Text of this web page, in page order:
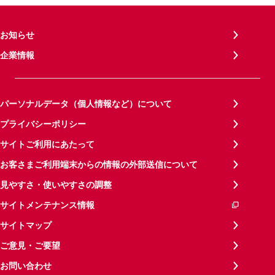
お知らせ
企業情報
パーソナルデータ（個人情報など）について
プライバシーポリシー
サイトご利用にあたって
お客さまご利用端末からの情報の外部送信について
見やすさ・使いやすさの調整
サイトメンテナンス情報
サイトマップ
ご意見・ご要望
お問い合わせ